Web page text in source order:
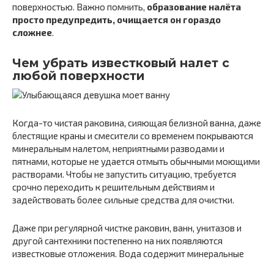
поверхностью. Важно помнить, образование налёта
просто предупредить, очищается он гораздо
сложнее.
Чем убрать известковый налет с
любой поверхности
Когда-то чистая раковина, сияющая белизной ванна, даже
блестящие краны и смесители со временем покрываются
минеральным налетом, неприятными разводами и
пятнами, которые не удается отмыть обычными моющими
растворами. Чтобы не запустить ситуацию, требуется
срочно переходить к решительным действиям и
задействовать более сильные средства для очистки.
Даже при регулярной чистке раковин, ванн, унитазов и
другой сантехники постепенно на них появляются
известковые отложения. Вода содержит минеральные